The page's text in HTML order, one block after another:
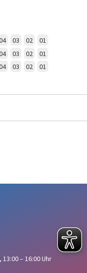
03 02 01
03 02 01
03 02
01
13:00 – 16:00 Uhr